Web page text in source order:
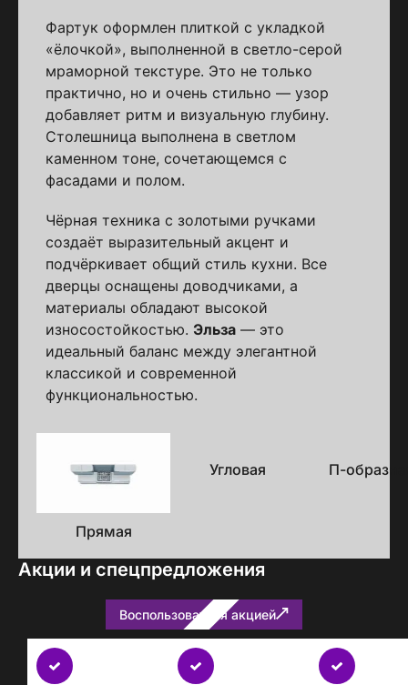
Фартук оформлен плиткой с укладкой
«ёлочкой», выполненной в светло-серой
мраморной текстуре. Это не только
практично, но и очень стильно — узор
добавляет ритм и визуальную глубину.
Столешница выполнена в светлом
каменном тоне, сочетающемся с
фасадами и полом.
Чёрная техника с золотыми ручками
создаёт выразительный акцент и
подчёркивает общий стиль кухни. Все
дверцы оснащены доводчиками, а
материалы обладают высокой
износостойкостью. Эльза — это
идеальный баланс между элегантной
классикой и современной
функциональностью.
исполнения
Прямая
Угловая П-
Акции и спецпредложения
Воспользоваться акцией
Бесплатно
с